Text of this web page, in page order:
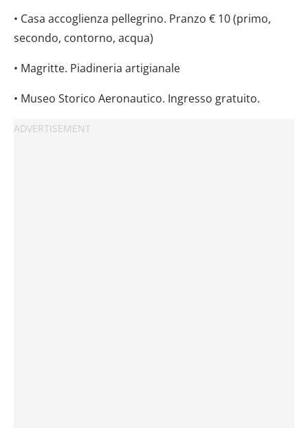
• Casa accoglienza pellegrino. Pranzo € 10 (primo,
secondo, contorno, acqua)
• Magritte. Piadineria artigianale
• Museo Storico Aeronautico. Ingresso gratuito.